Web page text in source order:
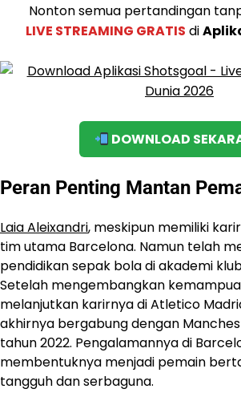
Nonton semua pertandingan
LIVE STREAMING GRATIS di
DOWNLOAD
Peran Penting Mantan
Laia Aleixandri, meskipun memiliki
tim utama Barcelona. Namun telah
pendidikan sepak bola di akademi
Setelah mengembangkan
melanjutkan karirnya di Atletico
akhirnya bergabung dengan
tahun 2022. Pengalamannya di
membentuknya menjadi pemain
tangguh dan serbaguna.